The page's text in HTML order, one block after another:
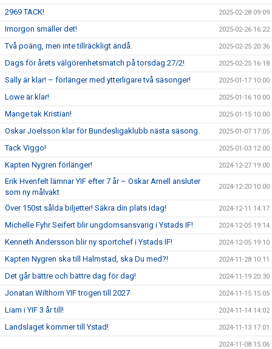
2969 TACK! 2025-02-28 09:09
Imorgon smäller det! 2025-02-26 16:22
Två poäng, men inte tillräckligt ändå. 2025-02-25 20:36
Dags för årets välgörenhetsmatch på torsdag 27/2! 2025-02-25 16:18
Sally är klar! – förlänger med ytterligare två säsonger! 2025-01-17 10:00
Lowe är klar! 2025-01-16 10:00
Mange tak Kristian! 2025-01-15 10:00
Oskar Joelsson klar för Bundesligaklubb nästa säsong. 2025-01-07 17:05
Tack Viggo! 2025-01-03 12:00
Kapten Nygren förlänger! 2024-12-27 19:00
Erik Hvenfelt lämnar YIF efter 7 år – Oskar Arnell ansluter
som ny målvakt
2024-12-20 10:00
Över 150st sålda biljetter! Säkra din plats idag! 2024-12-11 14:17
Michelle Fyhr Seifert blir ungdomsansvarig i Ystads IF! 2024-12-05 19:14
Kenneth Andersson blir ny sportchef i Ystads IF! 2024-12-05 19:10
Kapten Nygren ska till Halmstad, ska Du med?! 2024-11-28 10:11
Det går bättre och bättre dag för dag! 2024-11-19 20:30
Jonatan Wilthorn YIF trogen till 2027 2024-11-15 15:05
Liam i YIF 3 år till! 2024-11-14 14:02
Landslaget kommer till Ystad! 2024-11-13 17:01
2024-11-08 15:06